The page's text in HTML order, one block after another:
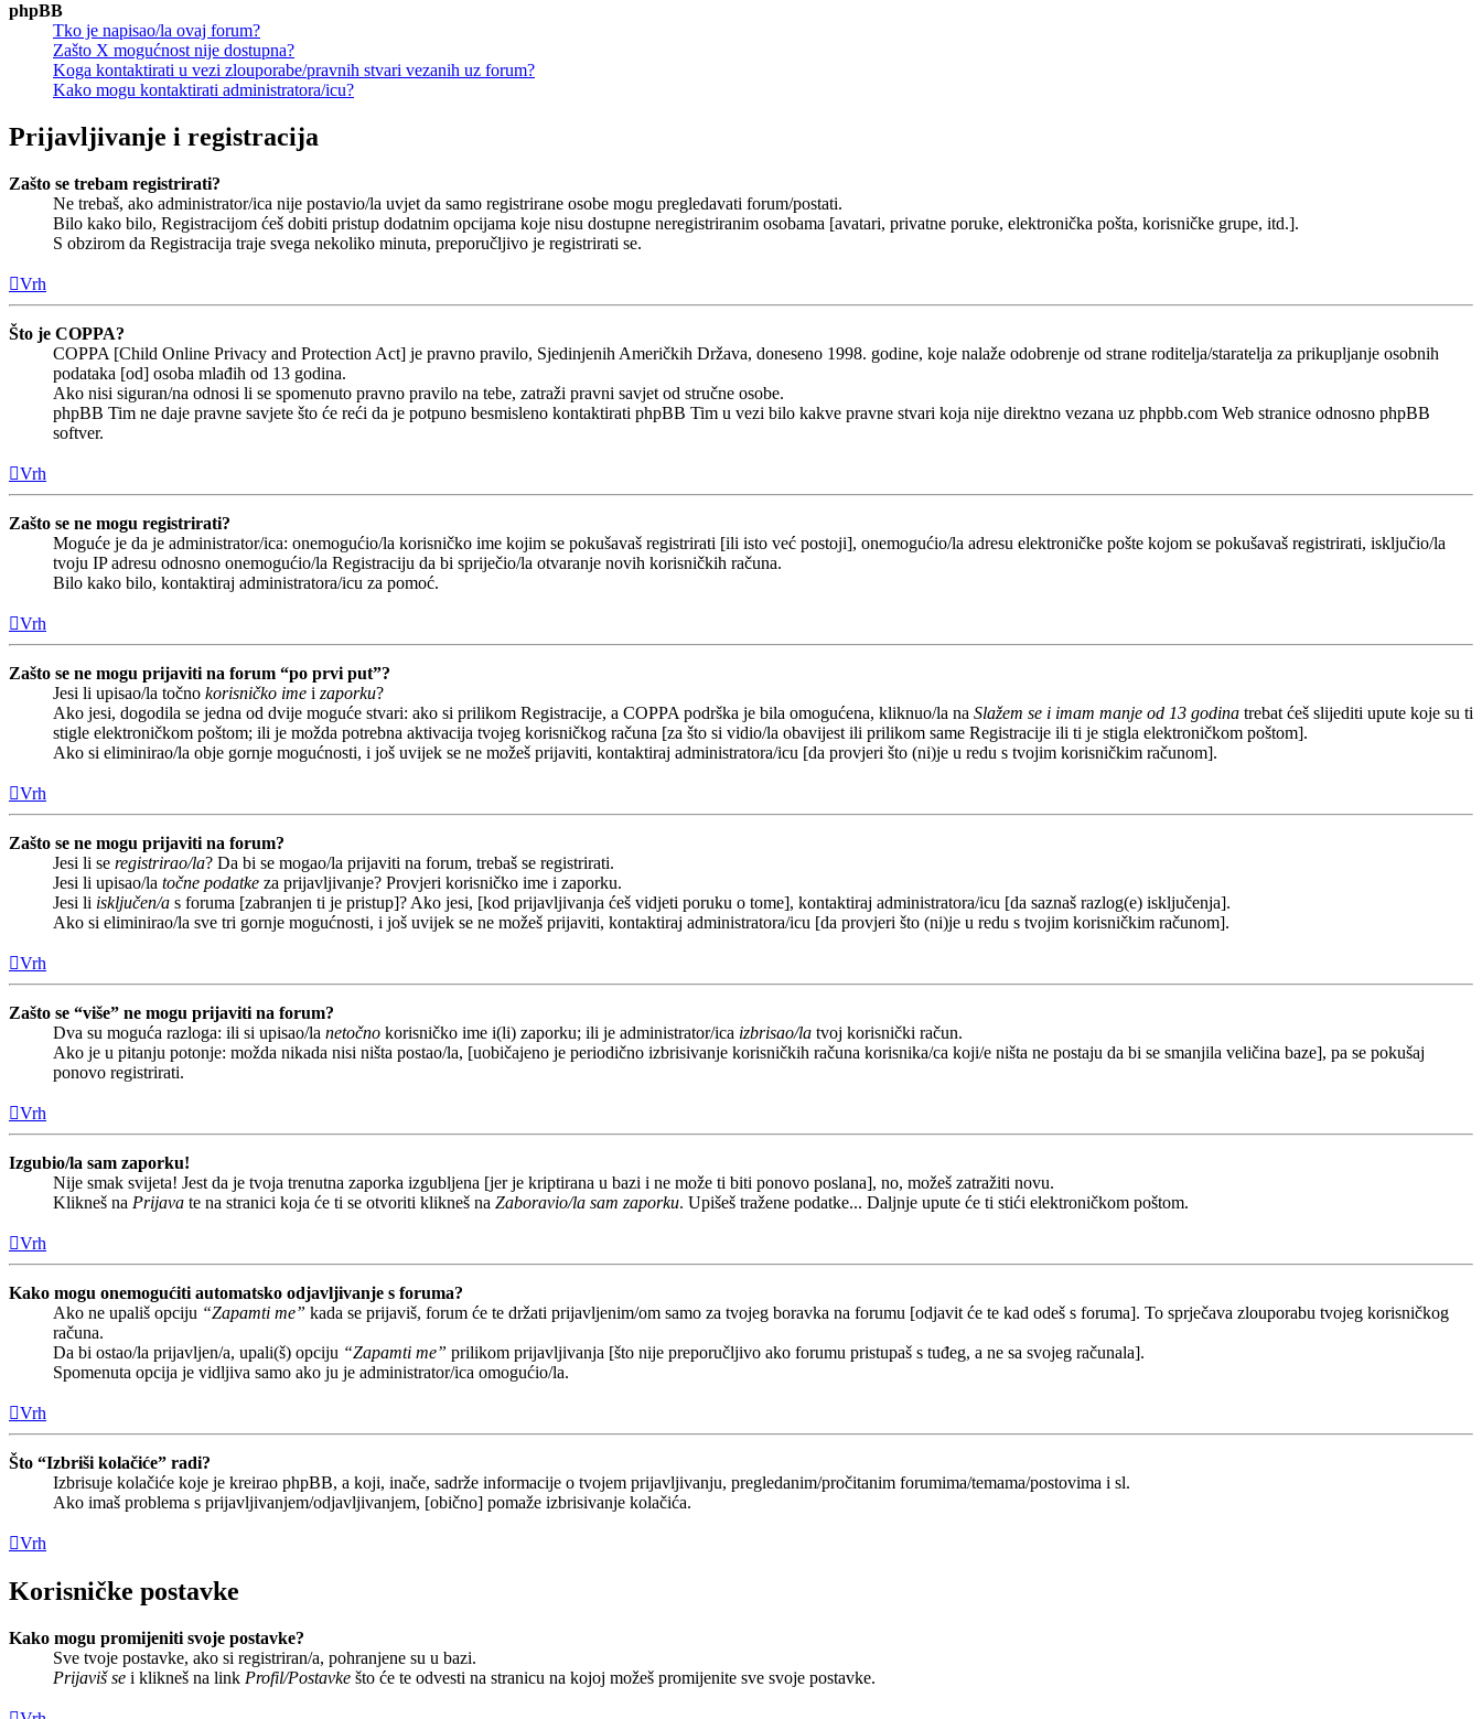
phpBB
Tko je napisao/la ovaj forum?
Zašto X mogućnost nije dostupna?
Koga kontaktirati u vezi zlouporabe/pravnih stvari vezanih uz forum?
Kako mogu kontaktirati administratora/icu?
Prijavljivanje i registracija
Zašto se trebam registrirati?
Ne trebaš, ako administrator/ica nije postavio/la uvjet da samo registrirane osobe mogu pregledavati forum/postati.
Bilo kako bilo, Registracijom ćeš dobiti pristup dodatnim opcijama koje nisu dostupne neregistriranim osobama [avatari, privatne poruke, elektronička pošta, korisničke grupe, itd.].
S obzirom da Registracija traje svega nekoliko minuta, preporučljivo je registrirati se.
Vrh
Što je COPPA?
COPPA [Child Online Privacy and Protection Act] je pravno pravilo, Sjedinjenih Američkih Država, doneseno 1998. godine, koje nalaže odobrenje od strane roditelja/staratelja za prikupljanje osobnih
podataka [od] osoba mlađih od 13 godina.
Ako nisi siguran/na odnosi li se spomenuto pravno pravilo na tebe, zatraži pravni savjet od stručne osobe.
phpBB Tim ne daje pravne savjete što će reći da je potpuno besmisleno kontaktirati phpBB Tim u vezi bilo kakve pravne stvari koja nije direktno vezana uz phpbb.com Web stranice odnosno phpBB
softver.
Vrh
Zašto se ne mogu registrirati?
Moguće je da je administrator/ica: onemogućio/la korisničko ime kojim se pokušavaš registrirati [ili isto već postoji], onemogućio/la adresu elektroničke pošte kojom se pokušavaš registrirati, isključio/la
tvoju IP adresu odnosno onemogućio/la Registraciju da bi spriječio/la otvaranje novih korisničkih računa.
Bilo kako bilo, kontaktiraj administratora/icu za pomoć.
Vrh
Zašto se ne mogu prijaviti na forum “po prvi put”?
Jesi li upisao/la točno korisničko ime i zaporku?
Ako jesi, dogodila se jedna od dvije moguće stvari: ako si prilikom Registracije, a COPPA podrška je bila omogućena, kliknuo/la na Slažem se i imam manje od 13 godina trebat ćeš slijediti upute koje su ti
stigle elektroničkom poštom; ili je možda potrebna aktivacija tvojeg korisničkog računa [za što si vidio/la obavijest ili prilikom same Registracije ili ti je stigla elektroničkom poštom].
Ako si eliminirao/la obje gornje mogućnosti, i još uvijek se ne možeš prijaviti, kontaktiraj administratora/icu [da provjeri što (ni)je u redu s tvojim korisničkim računom].
Vrh
Zašto se ne mogu prijaviti na forum?
Jesi li se registrirao/la? Da bi se mogao/la prijaviti na forum, trebaš se registrirati.
Jesi li upisao/la točne podatke za prijavljivanje? Provjeri korisničko ime i zaporku.
Jesi li isključen/a s foruma [zabranjen ti je pristup]? Ako jesi, [kod prijavljivanja ćeš vidjeti poruku o tome], kontaktiraj administratora/icu [da saznaš razlog(e) isključenja].
Ako si eliminirao/la sve tri gornje mogućnosti, i još uvijek se ne možeš prijaviti, kontaktiraj administratora/icu [da provjeri što (ni)je u redu s tvojim korisničkim računom].
Vrh
Zašto se “više” ne mogu prijaviti na forum?
Dva su moguća razloga: ili si upisao/la netočno korisničko ime i(li) zaporku; ili je administrator/ica izbrisao/la tvoj korisnički račun.
Ako je u pitanju potonje: možda nikada nisi ništa postao/la, [uobičajeno je periodično izbrisivanje korisničkih računa korisnika/ca koji/e ništa ne postaju da bi se smanjila veličina baze], pa se pokušaj
ponovo registrirati.
Vrh
Izgubio/la sam zaporku!
Nije smak svijeta! Jest da je tvoja trenutna zaporka izgubljena [jer je kriptirana u bazi i ne može ti biti ponovo poslana], no, možeš zatražiti novu.
Klikneš na Prijava te na stranici koja će ti se otvoriti klikneš na Zaboravio/la sam zaporku. Upišeš tražene podatke... Daljnje upute će ti stići elektroničkom poštom.
Vrh
Kako mogu onemogućiti automatsko odjavljivanje s foruma?
Ako ne upališ opciju “Zapamti me” kada se prijaviš, forum će te držati prijavljenim/om samo za tvojeg boravka na forumu [odjavit će te kad odeš s foruma]. To sprječava zlouporabu tvojeg korisničkog
računa.
Da bi ostao/la prijavljen/a, upali(š) opciju “Zapamti me” prilikom prijavljivanja [što nije preporučljivo ako forumu pristupaš s tuđeg, a ne sa svojeg računala].
Spomenuta opcija je vidljiva samo ako ju je administrator/ica omogućio/la.
Vrh
Što “Izbriši kolačiće” radi?
Izbrisuje kolačiće koje je kreirao phpBB, a koji, inače, sadrže informacije o tvojem prijavljivanju, pregledanim/pročitanim forumima/temama/postovima i sl.
Ako imaš problema s prijavljivanjem/odjavljivanjem, [obično] pomaže izbrisivanje kolačića.
Vrh
Korisničke postavke
Kako mogu promijeniti svoje postavke?
Sve tvoje postavke, ako si registriran/a, pohranjene su u bazi.
Prijaviš se i klikneš na link Profil/Postavke što će te odvesti na stranicu na kojoj možeš promijenite sve svoje postavke.